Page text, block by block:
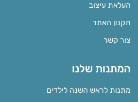
העלאת עיצוב
תקנון האתר
צור קשר
המתנות שלנו
מתנות לראש השנה לילדים